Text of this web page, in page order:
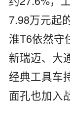
7.98万元起
淮T6依然守
新瑞迈、大
经典工具车
面孔也加入